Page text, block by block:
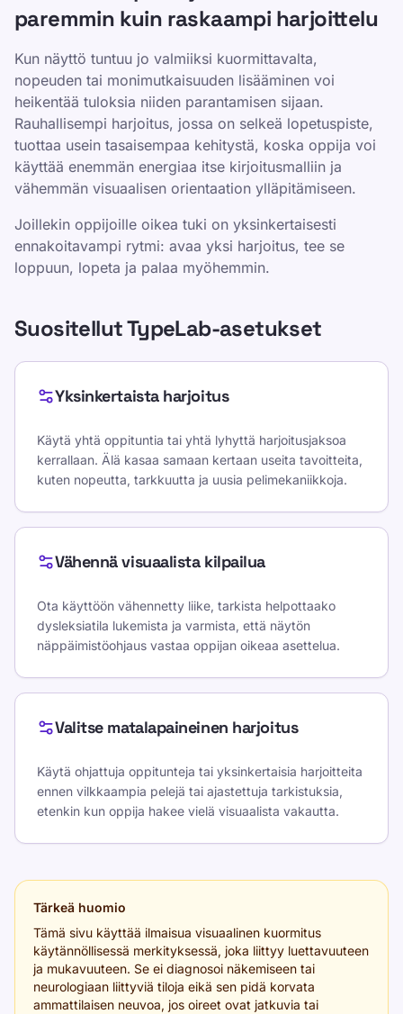
paremmin kuin raskaampi harjoittelu
Kun näyttö tuntuu jo valmiiksi kuormittavalta,
nopeuden tai monimutkaisuuden lisääminen voi
heikentää tuloksia niiden parantamisen sijaan.
Rauhallisempi harjoitus, jossa on selkeä lopetuspiste,
tuottaa usein tasaisempaa kehitystä, koska oppija voi
käyttää enemmän energiaa itse kirjoitusmalliin ja
vähemmän visuaalisen orientaation ylläpitämiseen.
Joillekin oppijoille oikea tuki on yksinkertaisesti
ennakoitavampi rytmi: avaa yksi harjoitus, tee se
loppuun, lopeta ja palaa myöhemmin.
Suositellut TypeLab-asetukset
Yksinkertaista harjoitus
Käytä yhtä oppituntia tai yhtä lyhyttä harjoitusjaksoa
kerrallaan. Älä kasaa samaan kertaan useita tavoitteita,
kuten nopeutta, tarkkuutta ja uusia pelimekaniikkoja.
Vähennä visuaalista kilpailua
Ota käyttöön vähennetty liike, tarkista helpottaako
dysleksiatila lukemista ja varmista, että näytön
näppäimistöohjaus vastaa oppijan oikeaa asettelua.
Valitse matalapaineinen harjoitus
Käytä ohjattuja oppitunteja tai yksinkertaisia harjoitteita
ennen vilkkaampia pelejä tai ajastettuja tarkistuksia,
etenkin kun oppija hakee vielä visuaalista vakautta.
Tärkeä huomio
Tämä sivu käyttää ilmaisua visuaalinen kuormitus
käytännöllisessä merkityksessä, joka liittyy luettavuuteen
ja mukavuuteen. Se ei diagnosoi näkemiseen tai
neurologiaan liittyviä tiloja eikä sen pidä korvata
ammattilaisen neuvoa, jos oireet ovat jatkuvia tai